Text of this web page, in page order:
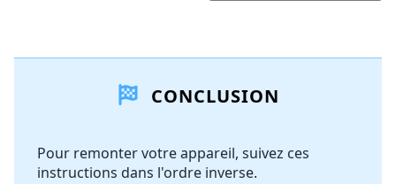
Ajouter un commentaire
Annuler Publier un commentaire
CONCLUSION
Pour remonter votre appareil, suivez ces
instructions dans l'ordre inverse.